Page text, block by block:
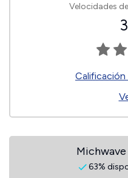
Velocidades
3
Calificación
63%